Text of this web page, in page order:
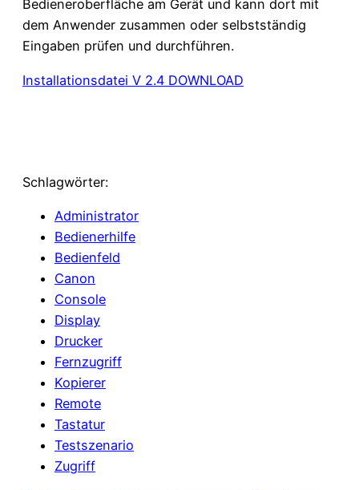
Bedieneroberfläche am Gerät und kann dort mit
dem Anwender zusammen oder selbstständig
Eingaben prüfen und durchführen.
Installationsdatei V 2.4 DOWNLOAD
Schlagwörter:
Administrator
Bedienerhilfe
Bedienfeld
Canon
Console
Display
Drucker
Fernzugriff
Kopierer
Remote
Tastatur
Testszenario
Zugriff